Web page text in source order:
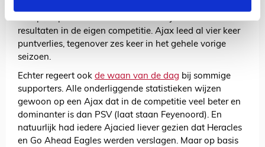
Europese prestaties staan dus duidelijk mindere
resultaten in de eigen competitie. Ajax leed al vier keer
puntverlies, tegenover zes keer in het gehele vorige
seizoen.
Echter regeert ook de waan van de dag bij sommige
supporters. Alle onderliggende statistieken wijzen
gewoon op een Ajax dat in de competitie veel beter en
dominanter is dan PSV (laat staan Feyenoord). En
natuurlijk had iedere Ajacied liever gezien dat Heracles
en Go Ahead Eagles werden verslagen. Maar op basis